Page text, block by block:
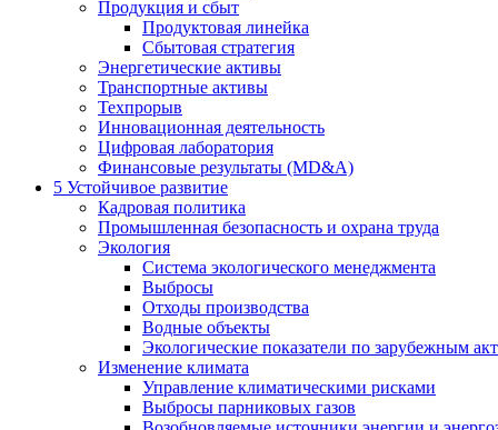
Продукция и сбыт
Продуктовая линейка
Сбытовая стратегия
Энергетические активы
Транспортные активы
Техпрорыв
Инновационная деятельность
Цифровая лаборатория
Финансовые результаты (MD&A)
5 Устойчивое развитие
Кадровая политика
Промышленная безопасность и охрана труда
Экология
Система экологического менеджмента
Выбросы
Отходы производства
Водные объекты
Экологические показатели по зарубежным
Изменение климата
Управление климатическими рисками
Выбросы парниковых газов